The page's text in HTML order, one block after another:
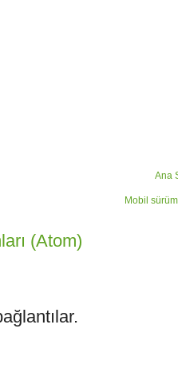
Ana
Mobil
(Atom)